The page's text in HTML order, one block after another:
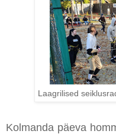
Laagrilised
Kolmanda päeva